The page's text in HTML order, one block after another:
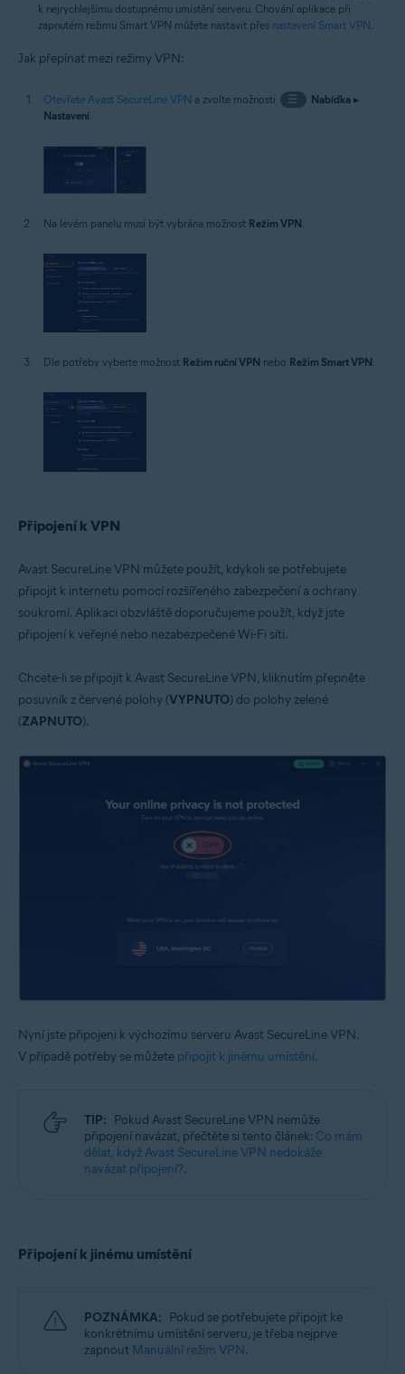
k nejrychlejšímu dostupnému umístění serveru. Chování aplikace při
zapnutém režimu Smart VPN můžete nastavit přes nastavení Smart VPN.
Jak přepínat mezi režimy VPN:
Otevřete Avast SecureLine VPN a zvolte možnosti ☰ Nabídka▸
Nastavení.
Na levém panelu musí být vybrána možnost Režim VPN.
Dle potřeby vyberte možnost Režim ruční VPN nebo Režim Smart VPN.
Připojení k VPN
Avast SecureLine VPN můžete použít, kdykoli se potřebujete
připojit k internetu pomocí rozšířeného zabezpečení a ochrany
soukromí. Aplikaci obzvláště doporučujeme použít, když jste
připojení k veřejné nebo nezabezpečené Wi-Fi síti.
Chcete-li se připojit k Avast SecureLine VPN, kliknutím přepněte
posuvník z červené polohy (VYPNUTO) do polohy zelené
(ZAPNUTO).
Nyní jste připojeni k výchozímu serveru Avast SecureLine VPN.
V případě potřeby se můžete připojit k jinému umístění.
TIP: Pokud Avast SecureLine VPN nemůže
připojení navázat, přečtěte si tento článek: Co mám
dělat, když Avast SecureLine VPN nedokáže
navázat připojení?.
Připojení k jinému umístění
POZNÁMKA: Pokud se potřebujete připojit ke
konkrétnímu umístění serveru, je třeba nejprve
zapnout Manuální režim VPN.